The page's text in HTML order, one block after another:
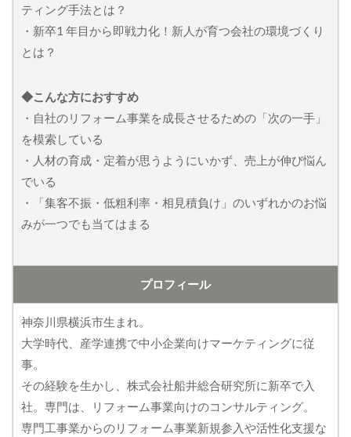
ティング手法とは？
・新卒1 年目から即戦力化！新人が育つ会社の環境づくり
とは？
◆こんな方におすすめ
・自社のリフォーム事業を成長させるための「次の一手」
を模索している
・人材の育成・定着が思うようにいかず、売上が伸び悩ん
でいる
・「集客不振・低粗利率・相見積負け」のいずれかのお悩
みが一つでも当てはまる
プロフィール
神奈川県横浜市生まれ。
大学時代、産学連携で中小企業向けマーケティングに従
事。
その経験を生かし、株式会社船井総合研究所に新卒で入
社。専門は、リフォーム事業向けのコンサルティング。
専門工事業からのリフォーム事業新規参入や活性化支援な